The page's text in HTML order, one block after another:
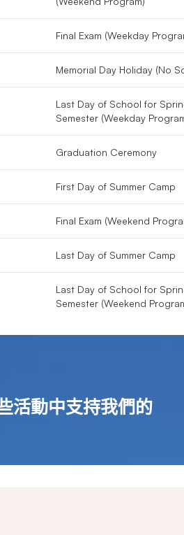
Final Exam (Weekday
Memorial Day Holiday (No
Last Day of School for
Semester (Weekday
Graduation Ceremony
First Day of Summer Camp
Final Exam (Weekend
Last Day of Summer Camp
Last Day of School for
Semester (Weekend
活動中支持我們的